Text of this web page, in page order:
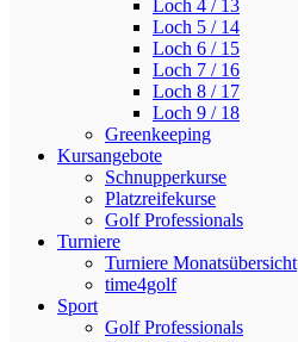
Loch 4 / 13
Loch 5 / 14
Loch 6 / 15
Loch 7 / 16
Loch 8 / 17
Loch 9 / 18
Greenkeeping
Kursangebote
Schnupperkurse
Platzreifekurse
Golf Professionals
Turniere
Turniere Monatsübersicht
time4golf
Sport
Golf Professionals